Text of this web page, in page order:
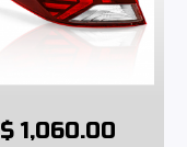
$ 1,060.00